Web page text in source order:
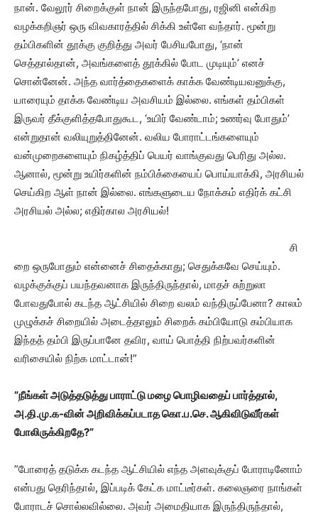
நான். வேலூர் சிறைக்குள் நான் இருந்தபோது, ரஜினி என்கிற
வழக்கறிஞர் ஒரு விவகாரத்தில் சிக்கி உள்ளே வந்தார். மூன்று
தம்பிகளின் தூக்கு குறித்து அவர் பேசியபோது, ‘நான்
செத்தால்தான், அவங்களைத் தூக்கில் போட முடியும்’ எனச்
சொன்னேன். அந்த வார்த்தைகளைக் காக்க வேண்டியவனுக்கு,
யாரையும் தாக்க வேண்டிய அவசியம் இல்லை. எங்கள் தம்பிகள்
இருவர் தீக்குளித்தபோதுகூட, ‘உயிர் வேண்டாம்; உணர்வு போதும்’
என்றுதான் வலியுறுத்தினேன். வலிய போராட்டங்களையும்
வன்முறைகளையும் நிகழ்த்திப் பெயர் வாங்குவது பெரிது அல்ல.
ஆனால், மூன்று உயிர்களின் நம்பிக்கையைப் பொய்யாக்கி, அரசியல்
செய்கிற ஆள் நான் இல்லை. எங்களுடைய நோக்கம் எதிர்க் கட்சி
அரசியல் அல்ல; எதிர்கால அரசியல்!
சி
றை ஒருபோதும் என்னைச் சிதைக்காது; செதுக்கவே செய்யும்.
வழக்குக்குப் பயந்தவனாக இருந்திருந்தால், மாதச் சுற்றுலா
போவதுபோல் கடந்த ஆட்சியில் சிறை வலம் வந்திருப்பேனா? காலம்
முழுக்கச் சிறையில் அடைத்தாலும் சிறைக் கம்பியோடு கம்பியாக
இந்தத் தம்பி இருப்பானே தவிர, வாய் பொத்தி நிற்பவர்களின்
வரிசையில் நிற்க மாட்டான்!”
”நீங்கள் அடுத்தடுத்து பாராட்டு மழை பொழிவதைப் பார்த்தால்,
அ.தி.மு.க-வின் அறிவிக்கப்படாத கொ.ப.செ. ஆகிவிடுவீர்கள்
போலிருக்கிறதே?”
”போரைத் தடுக்க கடந்த ஆட்சியில் எந்த அளவுக்குப் போராடினோம்
என்பது தெரிந்தால், இப்படிக் கேட்க மாட்டீர்கள். கலைஞரை நாங்கள்
போராடச் சொல்லவில்லை. அவர் அமைதியாக இருந்திருந்தால்,